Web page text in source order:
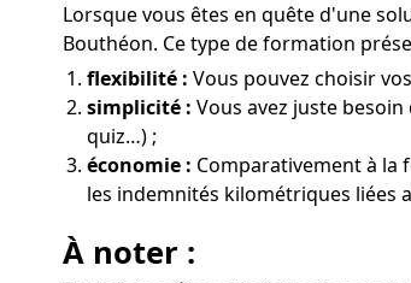
Lorsque vous êtes en quête d'une
Bouthéon. Ce type de formation
flexibilité : Vous pouvez choisir
simplicité : Vous avez juste
quiz…) ;
économie : Comparativement à la
les indemnités kilométriques liées
À noter :